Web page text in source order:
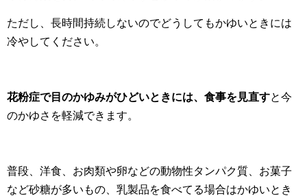
ただし、長時間持続しないのでどうしてもかゆいときには
冷やしてください。
花粉症で目のかゆみがひどいときには、食事を見直すと今
のかゆさを軽減できます。
普段、洋食、お肉類や卵などの動物性タンパク質、お菓子
など砂糖が多いもの、乳製品を食べてる場合はかゆいとき